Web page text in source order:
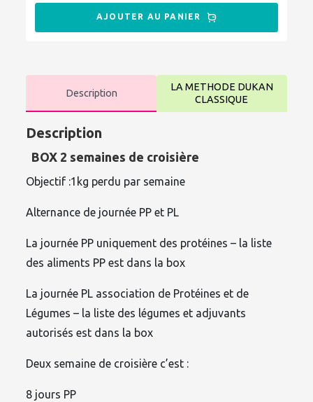
Description
LA METHODE DUKAN
CLASSIQUE
Description
BOX 2 semaines de croisière
Objectif :1kg perdu par semaine
Alternance de journée PP et PL
La journée PP uniquement des protéines – la liste
des aliments PP est dans la box
La journée PL association de Protéines et de
Légumes – la liste des légumes et adjuvants
autorisés est dans la box
Deux semaine de croisière c’est :
8 jours PP
AJOUTER AU PANIER